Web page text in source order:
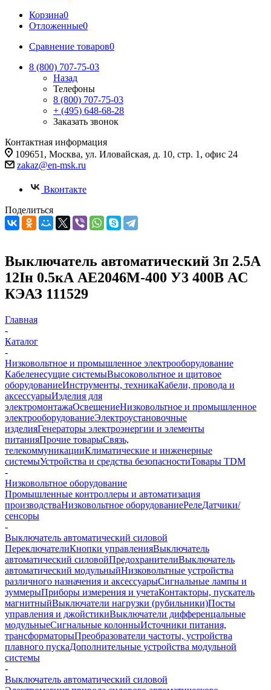
Корзина0
Отложенные0
Сравнение товаров0
8 (800) 707-75-03
Назад
Телефоны
8 (800) 707-75-03
+ (495) 648-68-28
Заказать звонок
Контактная информация
109651, Москва, ул. Иловайская, д. 10, стр. 1, офис 24
zakaz@en-msk.ru
Вконтакте
Поделиться
Выключатель автоматический 3п 2.5А
12Iн 0.5кА АЕ2046М-400 У3 400В AC
КЭАЗ 111529
Главная
-
Каталог
-
Низковольтное и промышленное электрооборудование
Кабеленесущие системыВысоковольтное и щитовое
оборудованиеИнструменты, техникаКабели, провода и
аксессуарыИзделия для
электромонтажаОсвещениеНизковольтное и промышленное
электрооборудованиеЭлектроустановочные
изделияГенераторы электроэнергии и элементы
питанияПрочие товарыСвязь,
телекоммуникацииКлиматические и инженерные
системыУстройства и средства безопасностиТовары TDM
-
Низковольтное оборудование
Промышленные контроллеры и автоматизация
производстваНизковольтное оборудованиеРелеДатчики/
сенсоры
-
Выключатель автоматический силовой
ПереключателиКнопки управленияВыключатель
автоматический силовойПредохранителиВыключатель
автоматический модульныйНизковольтные устройства
различного назначения и аксессуарыСигнальные лампы и
зуммерыПриборы измерения и учетаКонтакторы, пускатель
магнитныйВыключатели нагрузки (рубильники)Посты
управления и джойстикиВыключатели дифференцальные
модульныеСигнальные колонныИсточники питания,
трансформаторыПреобразователи частоты, устройства
плавного пускаДополнительные устройства модульной
системы
-
Выключатель автоматический силовой